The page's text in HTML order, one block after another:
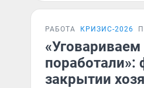
РАБОТА КРИЗИС-2026
закрытии